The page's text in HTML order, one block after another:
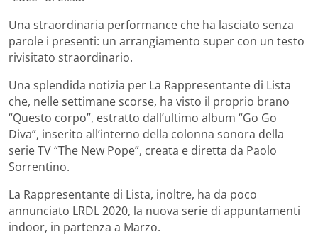
Una straordinaria performance che ha lasciato senza
parole i presenti: un arrangiamento super con un testo
rivisitato straordinario.
Una splendida notizia per La Rappresentante di Lista
che, nelle settimane scorse, ha visto il proprio brano
“Questo corpo”, estratto dall’ultimo album “Go Go
Diva”, inserito all’interno della colonna sonora della
serie TV “The New Pope”, creata e diretta da Paolo
Sorrentino.
La Rappresentante di Lista, inoltre, ha da poco
annunciato LRDL 2020, la nuova serie di appuntamenti
indoor, in partenza a Marzo.